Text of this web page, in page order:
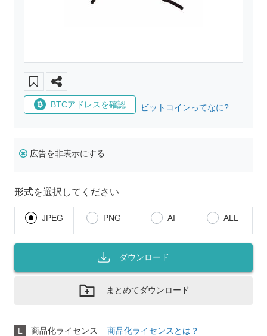
BTCアドレスを確認 ビットコインってなに?
広告を非表示にする
形式を選択してください
JPEG PNG AI ALL
ダウンロード
まとめてダウンロード
L 商品化ライセンス 商品化ライセンスとは？